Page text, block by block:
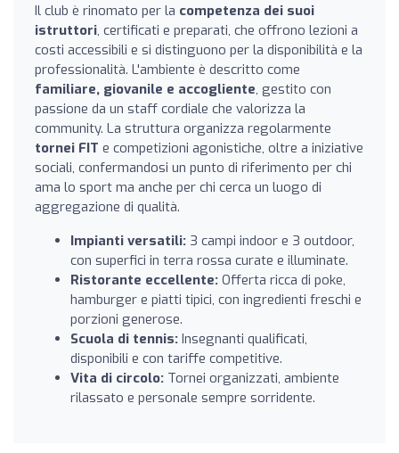
Il club è rinomato per la competenza dei suoi
istruttori, certificati e preparati, che offrono lezioni a
costi accessibili e si distinguono per la disponibilità e la
professionalità. L'ambiente è descritto come
familiare, giovanile e accogliente, gestito con
passione da un staff cordiale che valorizza la
community. La struttura organizza regolarmente
tornei FIT e competizioni agonistiche, oltre a iniziative
sociali, confermandosi un punto di riferimento per chi
ama lo sport ma anche per chi cerca un luogo di
aggregazione di qualità.
Impianti versatili: 3 campi indoor e 3 outdoor,
con superfici in terra rossa curate e illuminate.
Ristorante eccellente: Offerta ricca di poke,
hamburger e piatti tipici, con ingredienti freschi e
porzioni generose.
Scuola di tennis: Insegnanti qualificati,
disponibili e con tariffe competitive.
Vita di circolo: Tornei organizzati, ambiente
rilassato e personale sempre sorridente.